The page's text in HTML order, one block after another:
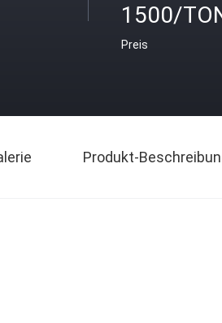
1500/
Preis
Produkt-